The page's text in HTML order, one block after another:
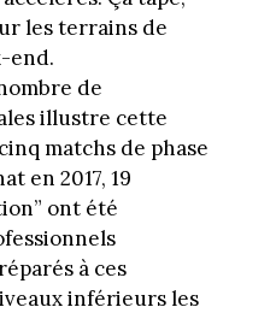
les terrains de
end.
de
illustre cette
matchs de phase
en 2017, 19
ont été
à ces
inférieurs les